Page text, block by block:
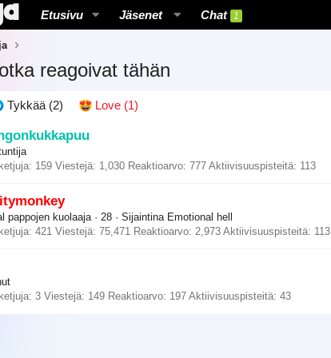
Etusivu Jäsenet Chat 1
reagoivat tähän
Tykkää (2) Love (1)
159 Viestejä 1,030 Reaktioarvo 777 Aktiivisuuspisteitä 113
pappojen kuolaaja · 28 · Sijaintina Emotional hell
421 Viestejä 75,471 Reaktioarvo 2,973 Aktiivisuuspisteitä 113
3 Viestejä 149 Reaktioarvo 197 Aktiivisuuspisteitä 43